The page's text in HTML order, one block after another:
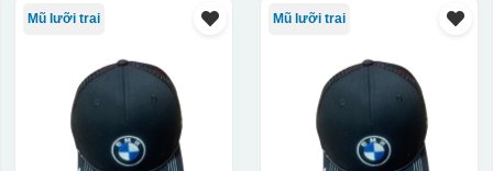
Mũ lưỡi trai Mũ lưỡi trai